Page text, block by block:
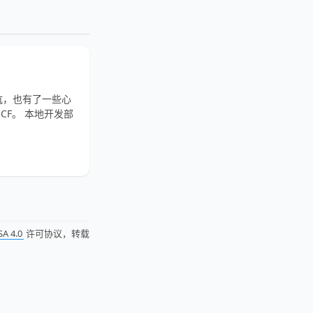
也有了一些心
。 本地开发部
4.0 许可协议，转载